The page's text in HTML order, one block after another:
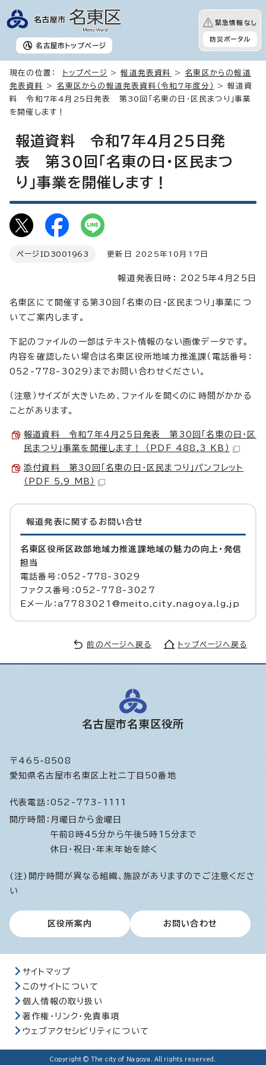
名古屋市 トップページ
緊急情報なし
防災ポータル
現在の位置： トップページ >報道発表資料 > 名東区からの報道
発表資料
> 名東区からの報道発表資料（令和7年度分）
> 報道資
料 令和7年4月25日発表 第30回「名東の日・区民まつり」事業
を開催します！
報道資料 令和7年4月25日発
表 第30回「名東の日・区民まつ
り」事業を開催します！
ページID 3001963 更新日 2025年10月17日
報道発表日時： 2025年4月25日
名東区にて開催する第30回「名東の日・区民まつり」事業につ
いてご案内します。
下記のファイルの一部はテキスト情報のない画像データです。
内容を確認したい場合は名東区役所地域力推進課（電話番号：
052-778-3029）までお問い合わせください。
（注意）サイズが大きいため、ファイルを開くのに時間がかかる
ことがあります。
報道資料 令和7年4月25日発表 第30回「名東の日・区
民まつり」事業を開催します！ （PDF 488.3 KB）
添付資料 第30回「名東の日・区民まつり」パンフレット
（PDF 5.9 MB）
報道発表に関するお問い合せ
名東区役所区政部地域力推進課地域の魅力の向上・発信
担当
電話番号：052-778-3029
ファクス番号：052-778-3027
Eメール：a7783021@meito.city.nagoya.lg.jp
前のページへ戻る トップページへ戻る
名古屋市名東区役所
〒465-8508
愛知県名古屋市名東区上社二丁目50番地
代表電話： 052-773-1111
開庁時間： 月曜日から金曜日
午前8時45分から午後5時15分まで
休日・祝日・年末年始を除く
(注)開庁時間が異なる組織、施設がありますのでご注意くださ
い
区役所案内 お問い合わせ
サイトマップ
このサイトについて
個人情報の取り扱い
著作権・リンク・免責事項
ウェブアクセシビリティについて
Copyright © The city of Nagoya. All rights reserved.